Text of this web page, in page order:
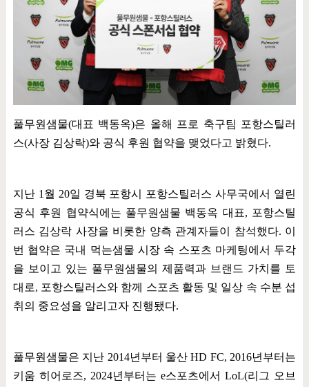
풀무원샘물(대표 백동옥)은 올해 프로 축구팀 포항스틸러
스(사장 김상락)와 공식 후원 협약을 맺었다고 밝혔다.
지난 1 월 20일 경북 포항시 포항스틸러스 사무국에서 열린
공식 후원 협약식에는 풀무원샘물 백동옥 대표, 포항스틸
러스 김상락 사장을 비롯한 양측 관계자들이 참석했다. 이
번 협약은 국내 먹는샘물 시장 속 스포츠 마케팅에서 두각
을 보이고 있는 풀무원샘물의 제품력과 브랜드 가치를 토
대로, 포항스틸러스와 함께 스포츠 활동 및 일상 속 수분 섭
취의 중요성을 알리고자 진행됐다.
풀무원샘물은 지난 2014년부터 울산HD FC, 2016년부터는
키움 히어로즈, 2024년부터는 e스포츠에서LoL(리그 오브